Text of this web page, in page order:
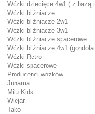
Wózki dziecięce 4w1 ( z bazą
Wózki bliźniacze
Wózki bliźniacze 2w1
Wózki bliźniacze 3w1
Wózki bliźniacze spacerowe
Wózki bliźniacze 4w1
Wózki Retro
Wózki spacerowe
Producenci wózków
Junama
Milu Kids
Wiejar
Tako